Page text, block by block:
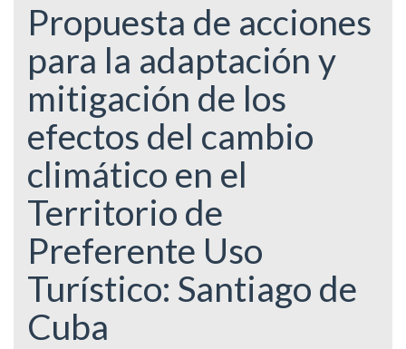
Propuesta de acciones
para la adaptación y
mitigación de los
efectos del cambio
climático en el
Territorio de
Preferente Uso
Turístico: Santiago de
Cuba